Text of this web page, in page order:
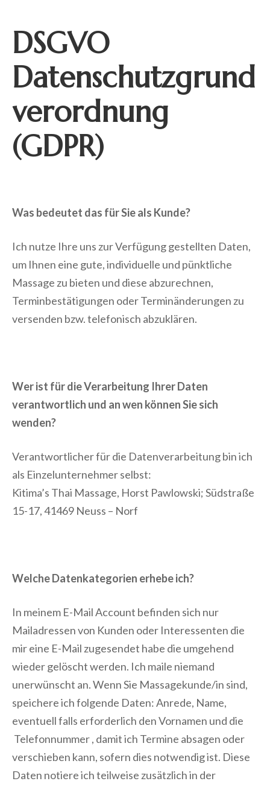
DSGVO
Datenschutzgrund
verordnung
(GDPR)
Was bedeutet das für Sie als Kunde?
Ich nutze Ihre uns zur Verfügung gestellten Daten,
um Ihnen eine gute, individuelle und pünktliche
Massage zu bieten und diese abzurechnen,
Terminbestätigungen oder Terminänderungen zu
versenden bzw. telefonisch abzuklären.
Wer ist für die Verarbeitung Ihrer Daten
verantwortlich und an wen können Sie sich
wenden?
Verantwortlicher für die Datenverarbeitung bin ich
als Einzelunternehmer selbst:
Kitima’s Thai Massage, Horst Pawlowski; Südstraße
15-17, 41469 Neuss – Norf
Welche Datenkategorien erhebe ich?
In meinem E-Mail Account befinden sich nur
Mailadressen von Kunden oder Interessenten die
mir eine E-Mail zugesendet habe die umgehend
wieder gelöscht werden. Ich maile niemand
unerwünscht an. Wenn Sie Massagekunde/in sind,
speichere ich folgende Daten: Anrede, Name,
eventuell falls erforderlich den Vornamen und die
Telefonnummer , damit ich Termine absagen oder
verschieben kann, sofern dies notwendig ist. Diese
Daten notiere ich teilweise zusätzlich in der